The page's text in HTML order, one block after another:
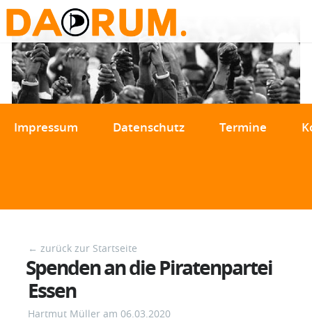
Impressum Datenschutz Termine
← zurück zur Startseite
Spenden an die Piratenpartei
Essen
Hartmut Müller am06.03.2020